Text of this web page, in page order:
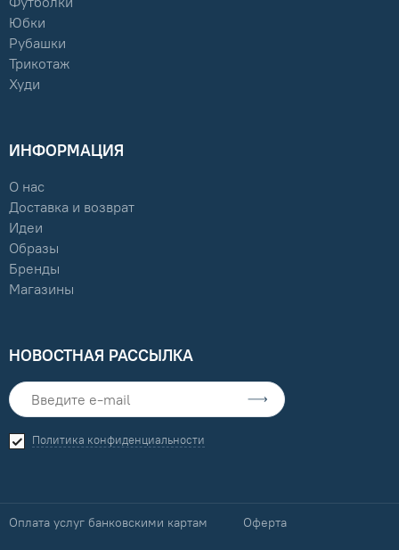
Юбки
Рубашки
Трикотаж
Худи
ИНФОРМАЦИЯ
О нас
Доставка и возврат
Идеи
Образы
Бренды
Магазины
НОВОСТНАЯ РАССЫЛКА
Политика конфиденциальности
Оплата услуг банковскими картам Оферта